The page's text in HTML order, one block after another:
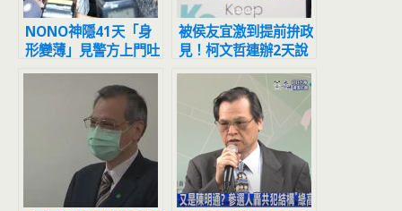
NONO神隱41天「身
形變薄」見警方上門吐
5個字
被侯友宜激到提前拚政
見！柯文哲連辦2天說
明會傳將談「安樂死」